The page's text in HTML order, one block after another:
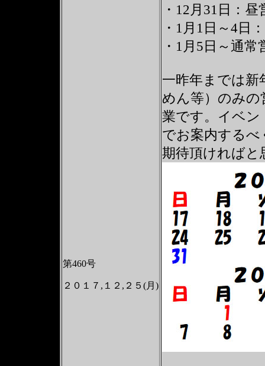
第460号
２０１７,１２,２５(月)
・12月31日：
・1月1日～4日
・1月5日～通
一昨年までは新
めん等）のみ
業です。イベン
でお案内する
期待頂ければと